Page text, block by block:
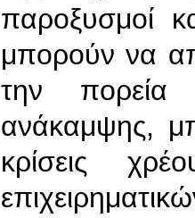
παροξυσμοί
μπορούν να
την πορεία
ανάκαμψης,
κρίσεις